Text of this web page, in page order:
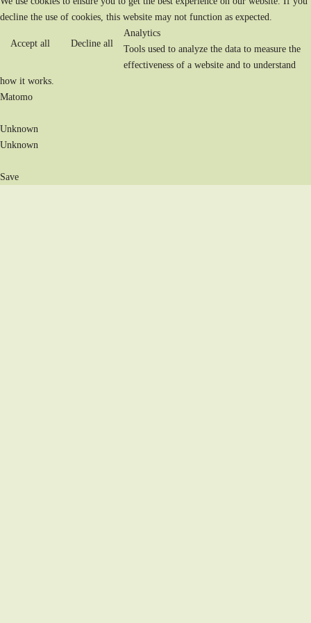
decline the use of cookies, this website may not function as expected.
Accept all Decline all
Analytics
Tools used to analyze the data to measure the
effectiveness of a website and to understand
how it works.
Matomo
Unknown
Unknown
Save